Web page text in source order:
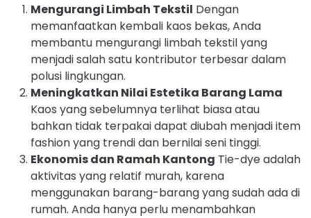
Mengurangi Limbah Tekstil Dengan
memanfaatkan kembali kaos bekas, Anda
membantu mengurangi limbah tekstil yang
menjadi salah satu kontributor terbesar dalam
polusi lingkungan.
Meningkatkan Nilai Estetika Barang Lama
Kaos yang sebelumnya terlihat biasa atau
bahkan tidak terpakai dapat diubah menjadi item
fashion yang trendi dan bernilai seni tinggi.
Ekonomis dan Ramah Kantong Tie-dye adalah
aktivitas yang relatif murah, karena
menggunakan barang-barang yang sudah ada di
rumah. Anda hanya perlu menambahkan